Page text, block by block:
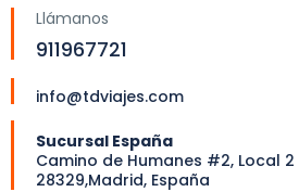
Llámanos
911967721
info@tdviajes.com
Sucursal España
Camino de Humanes #2, Local 2
28329,Madrid, España